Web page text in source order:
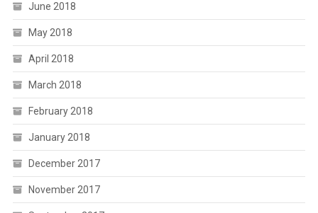
June 2018
May 2018
April 2018
March 2018
February 2018
January 2018
December 2017
November 2017